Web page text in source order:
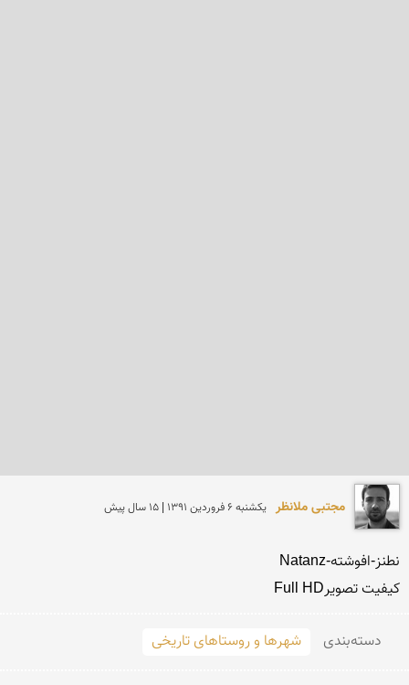
مجتبی ملانظر يكشنبه 6 فروردين 1391 | 15 سال پیش
کیفیت تصویرFull HD
دسته‌بندی شهرها و روستاهای تاریخی